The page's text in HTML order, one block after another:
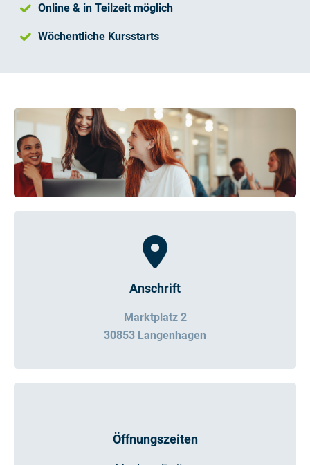
Online & in Teilzeit möglich
Wöchentliche Kursstarts
Anschrift
Marktplatz 2
30853 Langenhagen
Öffnungszeiten